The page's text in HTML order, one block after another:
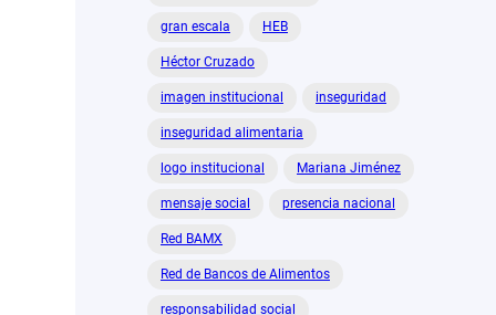
gran escala HEB
Héctor Cruzado
imagen institucional inseguridad
inseguridad alimentaria
logo institucional Mariana Jiménez
mensaje social presencia nacional
Red BAMX
Red de Bancos de Alimentos
responsabilidad social